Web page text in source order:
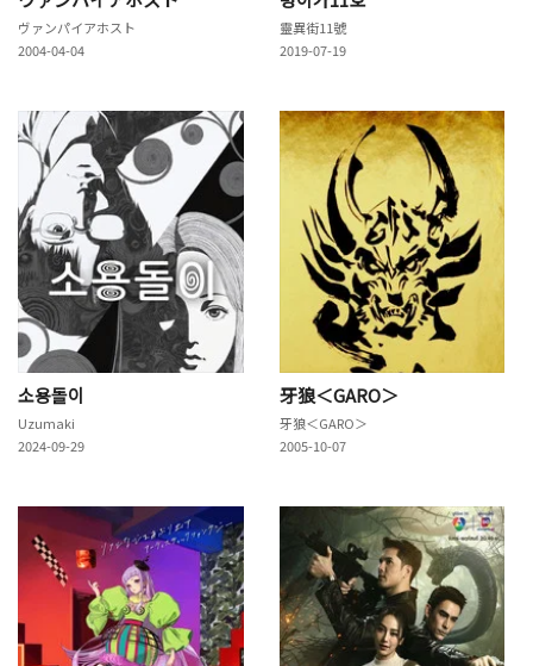
ヴァンパイアホスト
2004-04-04
靈異街11號
2019-07-19
소용돌이
Uzumaki
2024-09-29
牙狼＜GARO＞
牙狼＜GARO＞
2005-10-07